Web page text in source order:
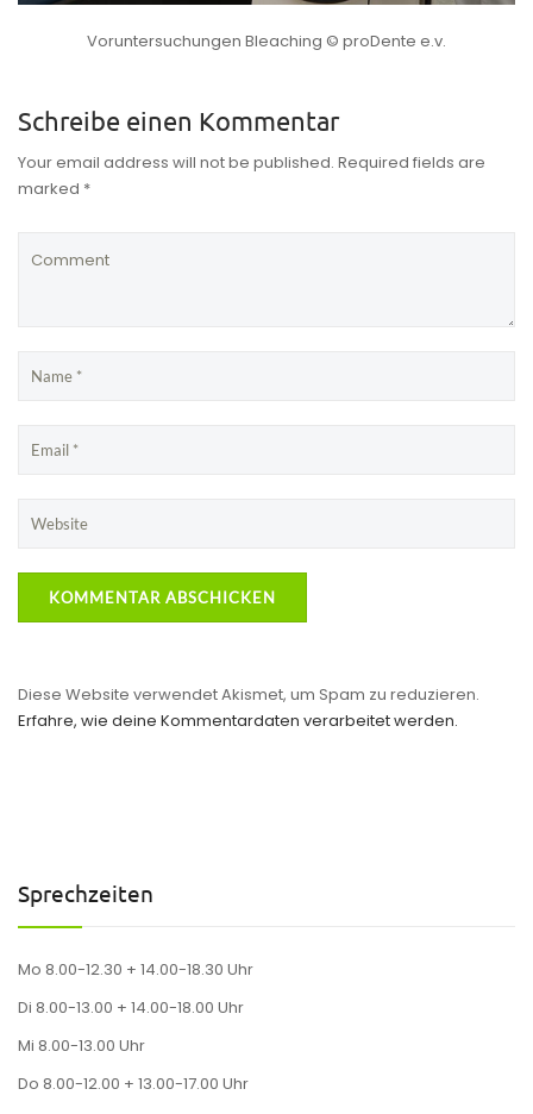
Voruntersuchungen Bleaching © proDente e.v.
Schreibe einen Kommentar
Your email address will not be published. Required fields are
marked *
Diese Website verwendet Akismet, um Spam zu reduzieren.
Erfahre, wie deine Kommentardaten verarbeitet werden.
Sprechzeiten
Mo 8.00-12.30 + 14.00-18.30 Uhr
Di 8.00-13.00 + 14.00-18.00 Uhr
Mi 8.00-13.00 Uhr
Do 8.00-12.00 + 13.00-17.00 Uhr